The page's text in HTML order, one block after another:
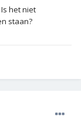
het niet
staan?